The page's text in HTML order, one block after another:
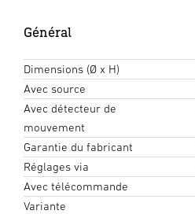
Général
Dimensions (Ø x H)
Avec source
Avec détecteur de
mouvement
Garantie du fabricant
Réglages via
Avec télécommande
Variante